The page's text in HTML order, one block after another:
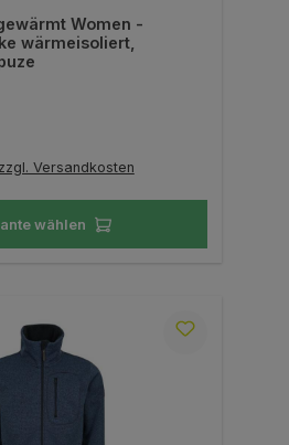
Women -
wärmeisoliert,
Versandkosten
wählen